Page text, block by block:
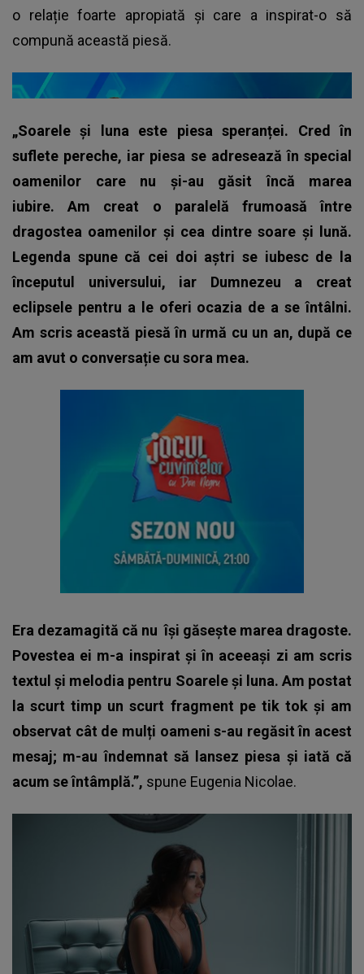
o relație foarte apropiată și care a inspirat-o să
compună această piesă.
„Soarele și luna este piesa speranței. Cred în
suflete pereche, iar piesa se adresează în special
oamenilor care nu și-au găsit încă marea
iubire. Am creat o paralelă frumoasă între
dragostea oamenilor și cea dintre soare și lună.
Legenda spune că cei doi aștri se iubesc de la
începutul universului, iar Dumnezeu a creat
eclipsele pentru a le oferi ocazia de a se întâlni.
Am scris această piesă în urmă cu un an, după ce
am avut o conversație cu sora mea.
Era dezamagită că nuîși găsește marea dragoste.
Povestea ei m-a inspirat și în aceeași zi am scris
textul și melodia pentru Soarele și luna. Am postat
la scurt timp un scurt fragment pe tik tok și am
observat cât de mulți oameni s-au regăsit în acest
mesaj; m-au îndemnat să lansez piesa și iată că
acum se întâmplă.”, spune Eugenia Nicolae.